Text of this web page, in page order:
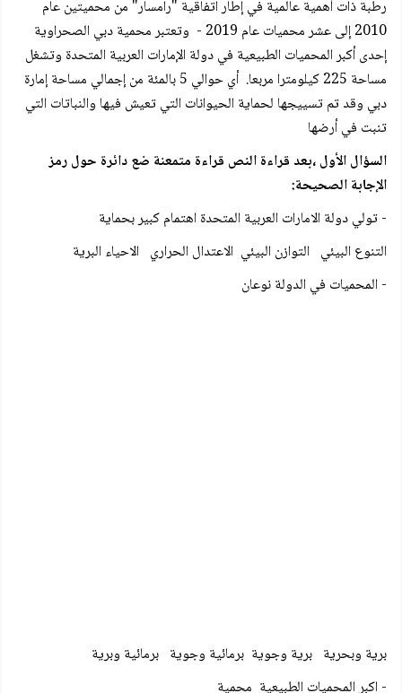
رطبة ذات أهمية عالمية في إطار اتفاقية "رامسار" من محميتين عام
2010 إلى عشر محميات عام 2019 - وتعتبر محمية دبي الصحراوية
إحدى أكبر المحميات الطبيعية في دولة الإمارات العربية المتحدة وتشغل
مساحة 225 كيلومترا مربعا. أي حوالي 5 بالمئة من إجمالي مساحة إمارة
دبي وقد تم تسييجها لحماية الحيوانات التي تعيش فيها والنباتات التي
تنبت في أرضها
السؤال الأول ،بعد قراءة النص قراءة متمعنة ضع دائرة حول رمز
الإجابة الصحيحة:
- تولي دولة الامارات العربية المتحدة اهتمام كبير بحماية
التنوع البيئي التوازن البيئي الاعتدال الحراري الاحياء البرية
- المحميات في الدولة نوعان
برية وبحرية برية وجوية برمائية وجوية برمائية وبرية
- اكبر المحميات الطبيعية محمية